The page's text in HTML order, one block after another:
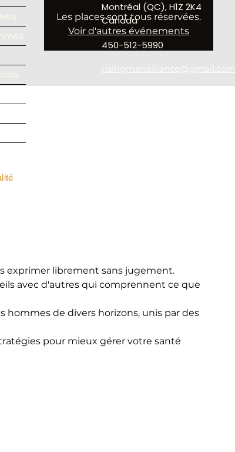
Les places sont tous réservées.
Voir d'autres événements
exprimer librement sans jugement.
avec d'autres qui comprennent ce que
hommes de divers horizons, unis par des
pour mieux gérer votre santé
Montréal (QC), H1Z 2K4
Canada
450-512-5990
risingmenalliance@gmail.com